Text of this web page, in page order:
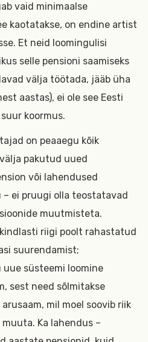
vaid minimaalse
kaotatakse, on endine artist
Et neid loomingulisi
selle pensioni saamiseks
välja töötada, jääb üha
aastas), ei ole see Eesti
koormus.
on peaaegu kõik
pakutud uued
või lahendused
ei pruugi olla teostatavad
muutmisteta.
riigi poolt rahastatud
suurendamist;
süsteemi loomine
sest need sõlmitakse
mil moel soovib riik
Ka lahendus –